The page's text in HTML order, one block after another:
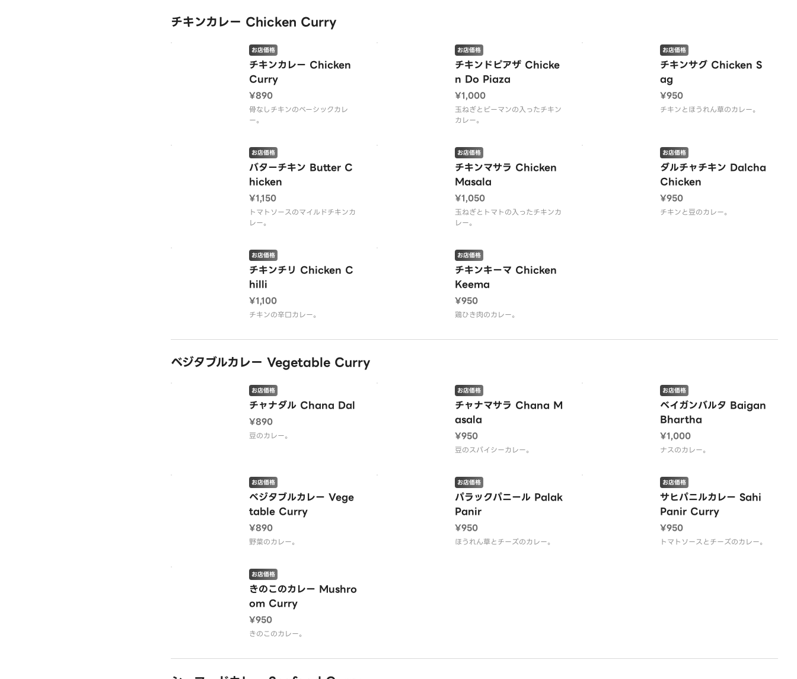
チキンカレー Chicken Curry
チキンカレー Chicken
Curry
お店価格
¥890
骨なしチキンのベーシックカレ
ー。
チキンドピアザ Chicke
n Do Piaza
お店価格
¥1,000
玉ねぎとピーマンの入ったチキン
カレー。
チキンサグ Chicken S
ag
お店価格
¥950
チキンとほうれん草のカレー。
バターチキン Butter C
hicken
お店価格
¥1,150
トマトソースのマイルドチキンカ
レー。
チキンマサラ Chicken
Masala
お店価格
¥1,050
玉ねぎとトマトの入ったチキンカ
レー。
ダルチャチキン Dalcha
Chicken
お店価格
¥950
チキンと豆のカレー。
チキンチリ Chicken C
hilli
お店価格
¥1,100
チキンの辛口カレー。
チキンキーマ Chicken
Keema
お店価格
¥950
鶏ひき肉のカレー。
ベジタブルカレー Vegetable Curry
チャナダル Chana Dal
お店価格
¥890
豆のカレー。
チャナマサラ Chana M
asala
お店価格
¥950
豆のスパイシーカレー。
ベイガンバルタ Baigan
Bhartha
お店価格
¥1,000
ナスのカレー。
ベジタブルカレー Vege
table Curry
お店価格
¥890
野菜のカレー。
パラックパニール Palak
Panir
お店価格
¥950
ほうれん草とチーズのカレー。
サヒパニルカレー Sahi
Panir Curry
お店価格
¥950
トマトソースとチーズのカレー。
きのこのカレー Mushro
om Curry
お店価格
¥950
きのこのカレー。